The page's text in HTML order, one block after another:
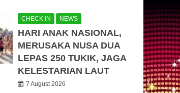
CHECK IN NEWS
HARI ANAK NASIONAL,
MERUSAKA NUSA DUA
LEPAS 250 TUKIK, JAGA
KELESTARIAN LAUT
7 August 2026